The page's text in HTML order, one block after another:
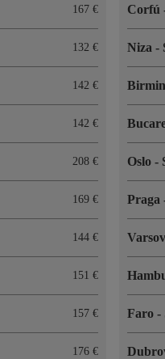
167 €
132 €
142 €
142 €
208 €
169 €
144 €
151 €
157 €
176 €
Corfú
Niza-
Oslo-
Praga
Faro-